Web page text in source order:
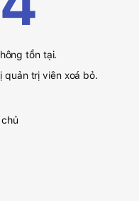
tồn tại.
quản trị viên xoá bỏ.